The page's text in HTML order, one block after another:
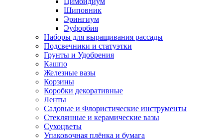
Шиповник
Эрингиум
Эуфорбия
Наборы для выращивания рассады
Подсвечники и статуэтки
Грунты и Удобрения
Кашпо
Железные вазы
Корзины
Коробки декоративные
Ленты
Садовые и Флористические инструменты
Стеклянные и керамические вазы
Сухоцветы
Упаковочная плёнка и бумага